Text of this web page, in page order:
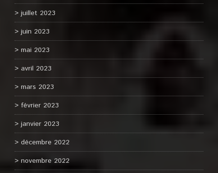
juillet 2023
juin 2023
mai 2023
avril 2023
mars 2023
février 2023
janvier 2023
décembre 2022
novembre 2022